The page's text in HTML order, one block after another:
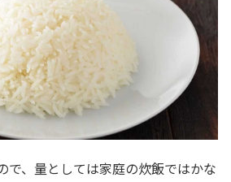
で、量としては家庭の炊飯ではかな